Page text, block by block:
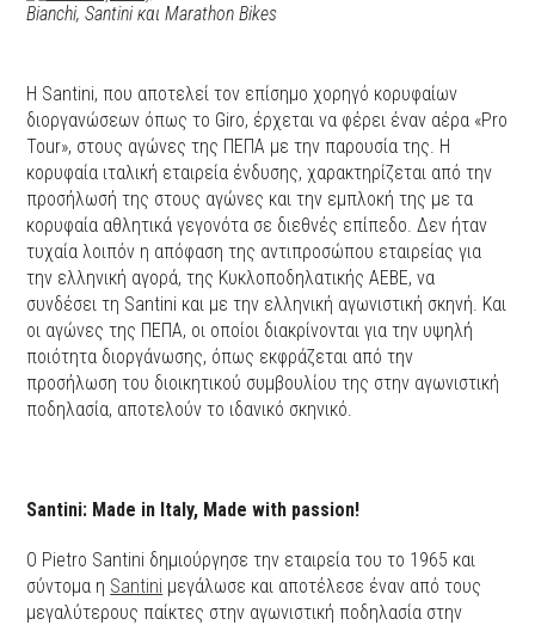
Bianchi, Santini και Marathon Bikes
Η Santini, που αποτελεί τον επίσημο χορηγό κορυφαίων
διοργανώσεων όπως το Giro, έρχεται να φέρει έναν αέρα «Pro
Tour», στους αγώνες της ΠΕΠΑ με την παρουσία της. Η
κορυφαία ιταλική εταιρεία ένδυσης, χαρακτηρίζεται από την
προσήλωσή της στους αγώνες και την εμπλοκή της με τα
κορυφαία αθλητικά γεγονότα σε διεθνές επίπεδο. Δεν ήταν
τυχαία λοιπόν η απόφαση της αντιπροσώπου εταιρείας για
την ελληνική αγορά, της Κυκλοποδηλατικής ΑΕΒΕ, να
συνδέσει τη Santini και με την ελληνική αγωνιστική σκηνή. Και
οι αγώνες της ΠΕΠΑ, οι οποίοι διακρίνονται για την υψηλή
ποιότητα διοργάνωσης, όπως εκφράζεται από την
προσήλωση του διοικητικού συμβουλίου της στην αγωνιστική
ποδηλασία, αποτελούν το ιδανικό σκηνικό.
Santini: Made in Italy, Made with passion!
O Pietro Santini δημιούργησε την εταιρεία του το 1965 και
σύντομα η Santini μεγάλωσε και αποτέλεσε έναν από τους
μεγαλύτερους παίκτες στην αγωνιστική ποδηλασία στην